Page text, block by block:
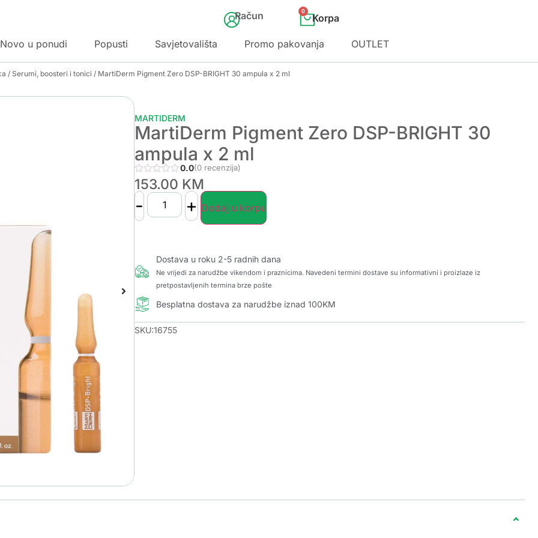
Račun 0
Novo u ponudi Popusti Savjetovališta Promo pakovanja OUTLET
/ Serumi, boosteri i tonici / MartiDerm Pigment Zero DSP-BRIGHT 30 ampula x 2 ml
MARTIDERM
MartiDerm Pigment Zero DSP-BRIGHT 30
ampula x 2 ml
0.0(0 recenzija)
153.00 KM
- + Dodaj u korpu
Dostava u roku 2-5 radnih dana
Ne vrijedi za narudžbe vikendom i praznicima. Navedeni termini dostave su informativni i proizlaze iz
pretpostavljenih termina brze pošte
Besplatna dostava za narudžbe iznad 100KM
SKU:16755